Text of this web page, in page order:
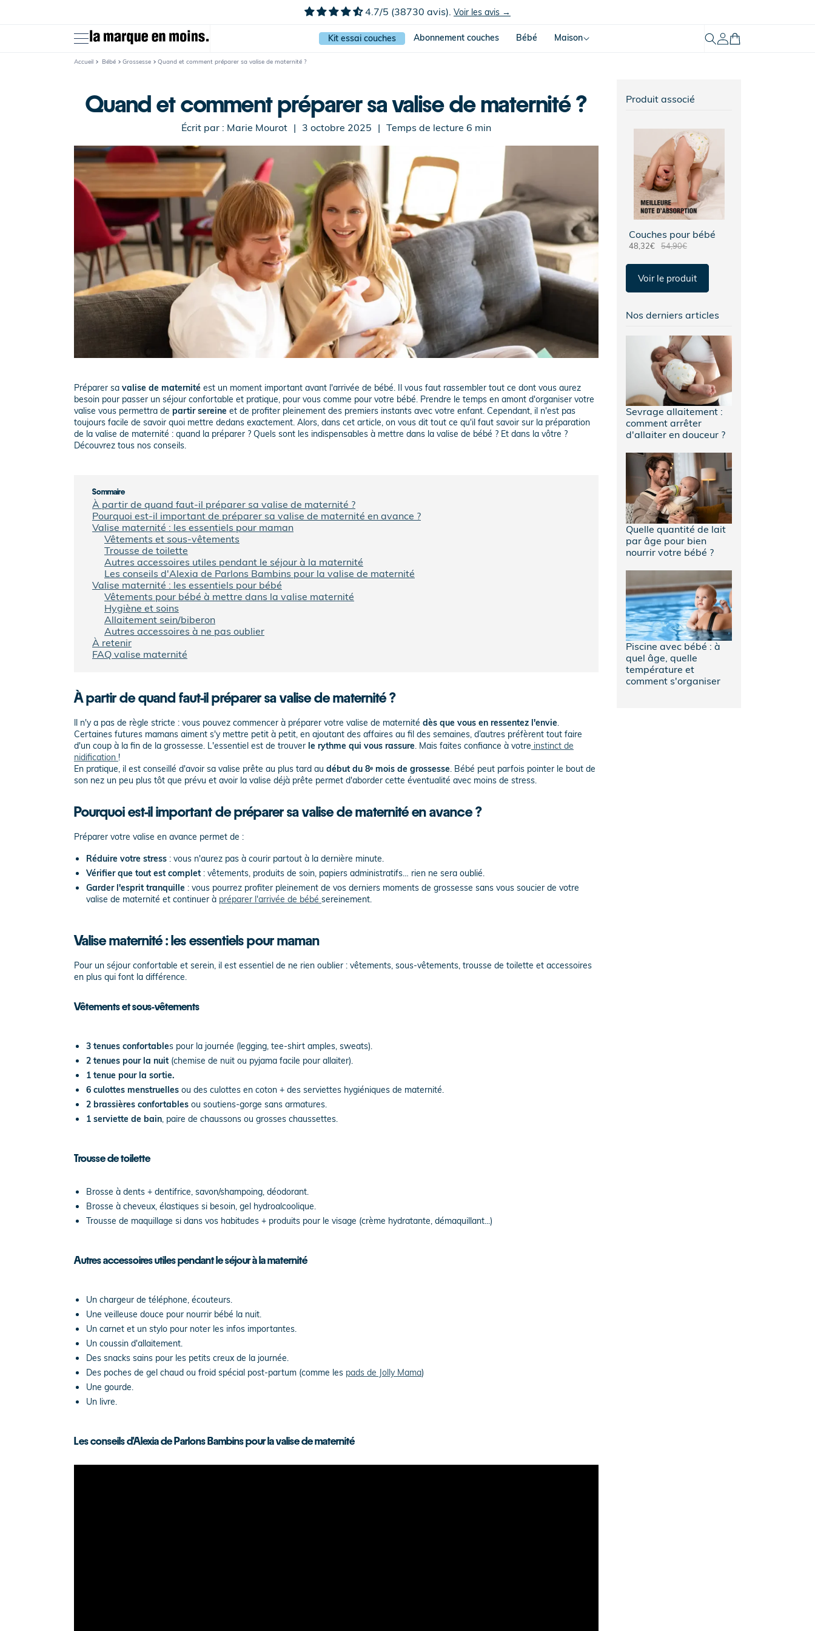
4.7/5 (38730 avis). Voir les avis →
Kit essai couches Abonnement couches Bébé Maison
Mon
compte
Panier
Accueil Bébé Grossesse Quand et comment préparer sa valise de maternité ?
Quand et comment préparer sa valise de maternité ?
Écrit par : Marie Mourot | 3 octobre 2025 | Temps de lecture6 min
Préparer sa valise de maternité est un moment important avant l'arrivée de bébé. Il vous faut rassembler tout ce dont vous aurez
besoin pour passer un séjour confortable et pratique, pour vous comme pour votre bébé. Prendre le temps en amont d'organiser votre
valise vous permettra de partir sereine et de profiter pleinement des premiers instants avec votre enfant. Cependant, il n'est pas
toujours facile de savoir quoi mettre dedans exactement. Alors, dans cet article, on vous dit tout ce qu'il faut savoir sur la préparation
de la valise de maternité : quand la préparer ? Quels sont les indispensables à mettre dans la valise de bébé ? Et dans la vôtre ?
Découvrez tous nos conseils.
Sommaire
À partir de quand faut-il préparer sa valise de maternité ?
Pourquoi est-il important de préparer sa valise de maternité en avance ?
Valise maternité : les essentiels pour maman
Vêtements et sous-vêtements
Trousse de toilette
Autres accessoires utiles pendant le séjour à la maternité
Les conseils d'Alexia de Parlons Bambins pour la valise de maternité
Valise maternité : les essentiels pour bébé
Vêtements pour bébé à mettre dans la valise maternité
Hygiène et soins
Allaitement sein/biberon
Autres accessoires à ne pas oublier
À retenir
FAQ valise maternité
À partir de quand faut-il préparer sa valise de maternité ?
ll n'y a pas de règle stricte : vous pouvez commencer à préparer votre valise de maternité dès que vous en ressentez l'envie.
Certaines futures mamans aiment s'y mettre petit à petit, en ajoutant des affaires au fil des semaines, d’autres préfèrent tout faire
d'un coup à la fin de la grossesse. L'essentiel est de trouver le rythme qui vous rassure. Mais faites confiance à votre instinct de
nidification !
En pratique, il est conseillé d'avoir sa valise prête au plus tard au début du 8ᵉ mois de grossesse. Bébé peut parfois pointer le bout de
son nez un peu plus tôt que prévu et avoir la valise déjà prête permet d'aborder cette éventualité avec moins de stress.
Pourquoi est-il important de préparer sa valise de maternité en avance ?
Préparer votre valise en avance permet de :
Réduire votre stress : vous n'aurez pas à courir partout à la dernière minute.
Vérifier que tout est complet : vêtements, produits de soin, papiers administratifs… rien ne sera oublié.
Garder l'esprit tranquille : vous pourrez profiter pleinement de vos derniers moments de grossesse sans vous soucier de votre
valise de maternité et continuer à préparer l'arrivée de bébé sereinement.
Valise maternité : les essentiels pour maman
Pour un séjour confortable et serein, il est essentiel de ne rien oublier : vêtements, sous-vêtements, trousse de toilette et accessoires
en plus qui font la différence.
Vêtements et sous-vêtements
3 tenues confortables pour la journée (legging, tee-shirt amples, sweats).
2 tenues pour la nuit (chemise de nuit ou pyjama facile pour allaiter).
1 tenue pour la sortie.
6 culottes menstruelles ou des culottes en coton + des serviettes hygiéniques de maternité.
2 brassières confortables ou soutiens-gorge sans armatures.
1 serviette de bain, paire de chaussons ou grosses chaussettes.
Trousse de toilette
Brosse à dents + dentifrice, savon/shampoing, déodorant.
Brosse à cheveux, élastiques si besoin, gel hydroalcoolique.
Trousse de maquillage si dans vos habitudes + produits pour le visage (crème hydratante, démaquillant...)
Autres accessoires utiles pendant le séjour à la maternité
Un chargeur de téléphone, écouteurs.
Une veilleuse douce pour nourrir bébé la nuit.
Un carnet et un stylo pour noter les infos importantes.
Un coussin d'allaitement.
Des snacks sains pour les petits creux de la journée.
Des poches de gel chaud ou froid spécial post-partum (comme les pads de Jolly Mama)
Une gourde.
Un livre.
Les conseils d'Alexia de Parlons Bambins pour la valise de maternité
Produit associé
Couches pour bébé
48,32€ 54,90€
Voir le produit
Nos derniers articles
Sevrage allaitement :
comment arrêter
d'allaiter en douceur ?
Quelle quantité de lait
par âge pour bien
nourrir votre bébé ?
Piscine avec bébé : à
quel âge, quelle
température et
comment s'organiser